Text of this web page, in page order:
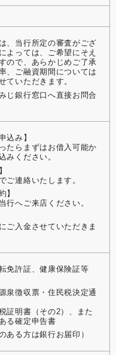
、当行所定の審査がござ
よっては、ご希望にそえ
ので、あらかじめご了承
、ご融資期間については
ていただきます。
じ銀行窓口へ直接お問合
込み】
たらまずはお借入可能か
みください。
ご連絡いたします。
】
行へご来店ください。
ご入金させていただきま
免許証、健康保険証等
泉徴収票・住民税決定通
証明書（その2）、また
る確定申告書
ある方は銀行お届印）